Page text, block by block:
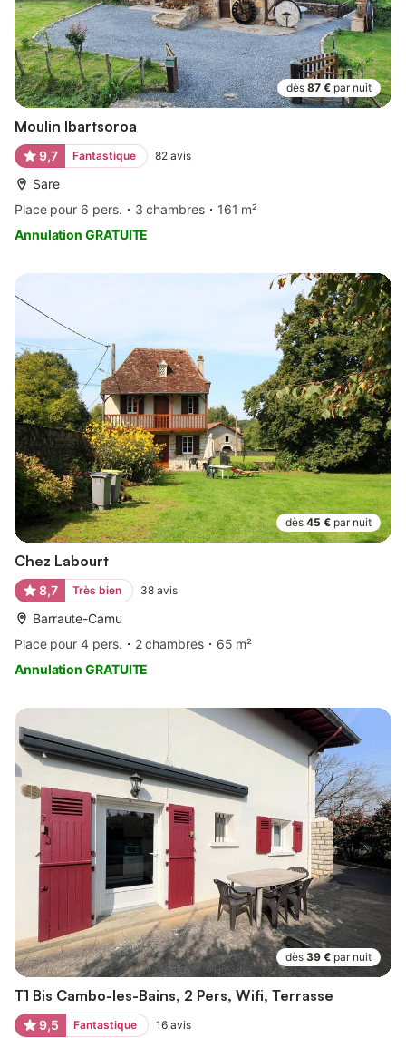
dès 87 € par nuit
Moulin Ibartsoroa
9,7 Fantastique 82 avis
Sare
Place pour 6 pers.
3 chambres
161 m²
Annulation GRATUITE
dès 45 € par nuit
Chez Labourt
8,7 Très bien 38 avis
Barraute-Camu
Place pour 4 pers.
2 chambres
65 m²
Annulation GRATUITE
dès 39 € par nuit
T1 Bis Cambo-les-Bains, 2 Pers, Wifi, Terrasse
9,5 Fantastique 16 avis